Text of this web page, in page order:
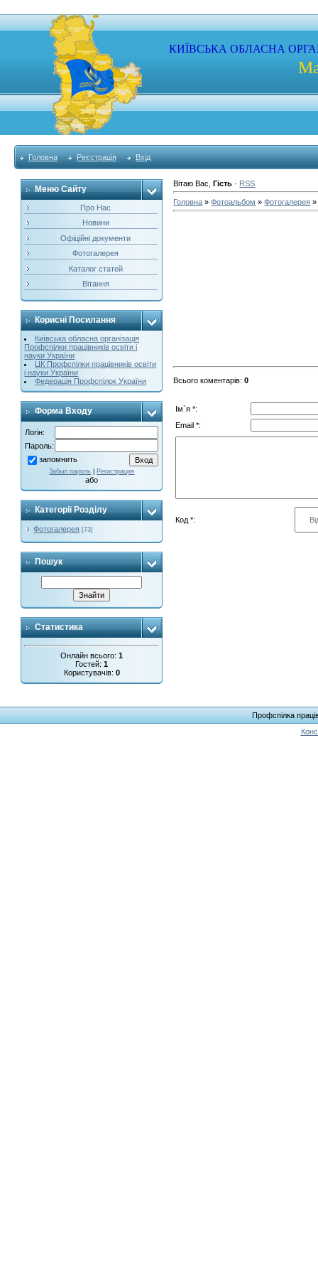
КИЇВСЬКА ОБЛАСНА
Головна Реєстрація Вхід
Меню Сайту
Про Нас
Новини
Офіційні документи
Фотогалерея
Каталог статей
Вітання
Корисні Посилання
Київська обласна організація
Профспілки працівників освіти і
науки України
ЦК Профспілки працівників освіти
і науки України
Федерація Профспілок України
Форма Входу
Логін:
Пароль:
запомнить
Забыл пароль Регистрация
або
Категорії Розділу
Фотогалерея [73]
Пошук
Статистика
Онлайн всього:1
Гостей:1
Користувачів: 0
Вітаю Вас ,Гість · RSS
Головна »Фотоальбом »Фотогалерея »
Всього коментарів:0
Ім`я *:
Email *:
Код *:
Профспілка